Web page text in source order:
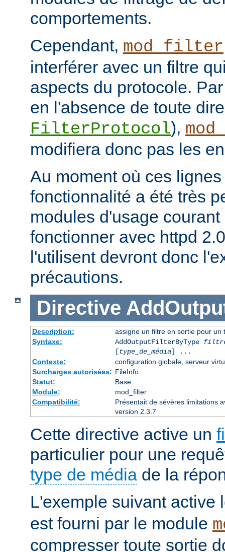
comportements.
Cependant, mod_filter
interférer avec un filtre
aspects du protocole.
en l'absence de toute
FilterProtocol),
modifiera donc pas les
Au moment où ces
fonctionnalité a été très
modules d'usage
fonctionner avec httpd
l'utilisent devront donc
précautions.
Directive
Description:
assigne un filtre en sortie pour un
Syntaxe:
AddOutputFilterByType
[type_de_média] ...
Contexte:
configuration globale, serveur
Surcharges autorisées: FileInfo
Statut:
Base
Module:
mod_filter
Compatibilité:
Présentait de sévères limitations
version 2.3.7
Cette directive active un
particulier pour une
type de média de la
L'exemple suivant active
est fourni par le module
compresser toute sortie